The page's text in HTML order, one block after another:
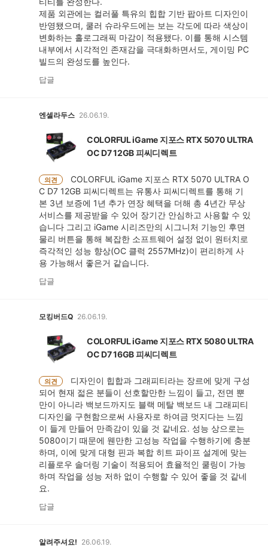
제품 외관에는 컬러풀 특유의 힙합 기반 팝아트 디자인이
반영됐으며, 쿨러 슈라우드에는 보는 각도에 따라 색상이
변화하는 홀로그래픽 마감이 적용됐다. 이를 통해 시스템
내부에서 시각적인 존재감을 극대화하면서도, 게이밍 PC
빌드의 완성도를 높인다.
답글
엔셀라두스 26.06.19.
COLORFUL iGame 지포스 RTX 5070 ULTRA
OC D7 12GB 피씨디렉트
의견
COLORFUL iGame 지포스 RTX 5070 ULTRA O
C D7 12GB 피씨디렉트는 유통사 피씨디렉트를 통해 기
본 3년 보증에 1년 추가 연장 혜택을 더해 총 4년간 무상
서비스를 제공받을 수 있어 장기간 안심하고 사용할 수 있
습니다 그리고 iGame 시리즈만의 시그니처 기능인 후면
물리 버튼을 통해 복잡한 소프트웨어 설정 없이 원터치로
즉각적인 성능 향상(OC 클럭 2557MHz)이 편리하게 사
용 가능해서 좋은거 같습니다.
답글
모킹버드Q 26.06.19.
COLORFUL iGame 지포스 RTX 5080 ULTRA
OC D7 16GB 피씨디렉트
의견
디자인이 힙합과 그래피티라는 장르에 맞게 구성
되어 현재 젋은 분들이 선호할만한 느낌이 들고, 전면 뿐
만이 아니라 백보드까지도 블랙 메탈 백보드 내 그래피티
디자인을 구현함으로써 사용자로 하여금 멋지다는 느낌
이 들게 만들어 만족감이 있을 것 같네요. 성능 상으로는
5080이기 때문에 웬만한 고성능 작업을 수행하기에 충분
하며, 이에 맞게 대형 핀과 복합 히트 파이프 설계에 맞는
리플로우 솔더링 기술이 적용되어 효율적인 쿨링이 가능
하며 작업을 성능 저하 없이 수행할 수 있어 좋을 것 같네
요.
답글
알려주셔요! 26.06.19.